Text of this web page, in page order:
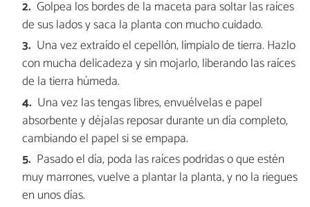
Golpea los bordes de la maceta para soltar las raíces
de sus lados y saca la planta con mucho cuidado.
Una vez extraído el cepellón, límpialo de tierra. Hazlo
con mucha delicadeza y sin mojarlo, liberando las raíces
de la tierra húmeda.
Una vez las tengas libres, envuélvelas e papel
absorbente y déjalas reposar durante un día completo,
cambiando el papel si se empapa.
Pasado el día, poda las raíces podridas o que estén
muy marrones, vuelve a plantar la planta, y no la riegues
en unos días.